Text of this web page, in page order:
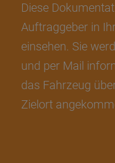
Diese
Auftraggeber in
einsehen. Sie
und per Mail
das Fahrzeug
Zielort